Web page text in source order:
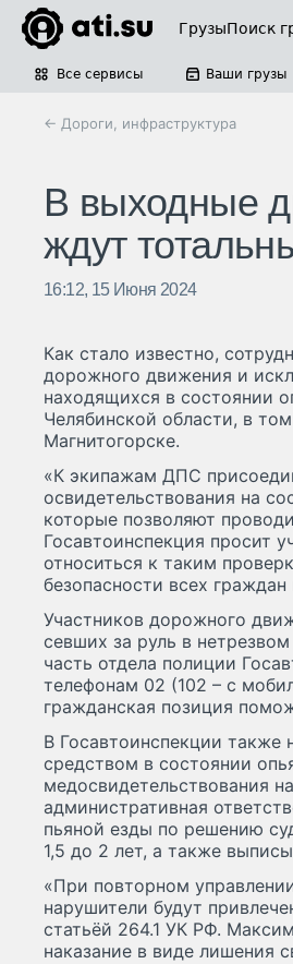
ГрузыПоиск
Все сервисы Ваши грузы
← Дороги, инфраструктура
В выходные
ждут
16:12, 15 Июня 2024
Как стало известно,
дорожного движения и
находящихся в состоянии
Челябинской области, в
Магнитогорске.
«К экипажам ДПС
освидетельствования на
которые позволяют
Госавтоинспекция просит
относиться к таким
безопасности всех
Участников дорожного
севших за руль в
часть отдела полиции
телефонам 02 (102 – с
гражданская позиция
В Госавтоинспекции также
средством в состоянии
медосвидетельствования
административная
пьяной езды по решению
1,5 до 2 лет, а также
«При повторном
нарушители будут
статьёй 264.1 УК РФ.
наказание в виде лишения